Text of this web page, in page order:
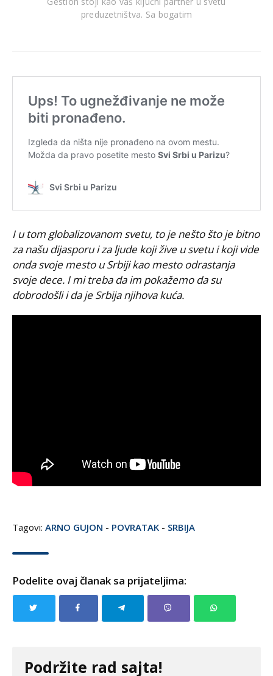
preduzetništva. Sa bogatim
I u tom globalizovanom svetu, to je nešto što je bitno
za našu dijasporu i za ljude koji žive u svetu i koji vide
onda svoje mesto u Srbiji kao mesto odrastanja
svoje dece. I mi treba da im pokažemo da su
dobrodošli i da je Srbija njihova kuća.
Tagovi: ARNO GUJON - POVRATAK - SRBIJA
Podelite ovaj članak sa prijateljima:
Podržite rad sajta!